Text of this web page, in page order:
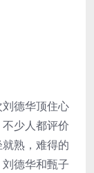
德华顶住心
少人都评价
熟，难得的
德华和甄子